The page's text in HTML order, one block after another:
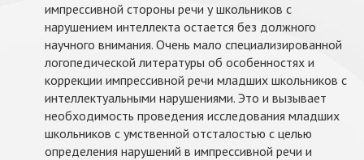
импрессивной стороны речи у школьников с
нарушением интеллекта остается без должного
научного внимания. Очень мало специализированной
логопедической литературы об особенностях и
коррекции импрессивной речи младших школьников с
интеллектуальными нарушениями. Это и вызывает
необходимость проведения исследования младших
школьников с умственной отсталостью с целью
определения нарушений в импрессивной речи и